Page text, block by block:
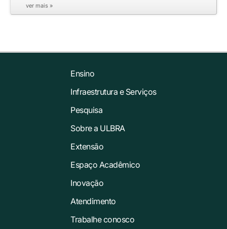
ver mais »
Ensino
Infraestrutura e Serviços
Pesquisa
Sobre a ULBRA
Extensão
Espaço Acadêmico
Inovação
Atendimento
Trabalhe conosco